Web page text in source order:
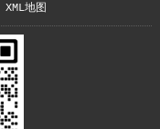
XML地图